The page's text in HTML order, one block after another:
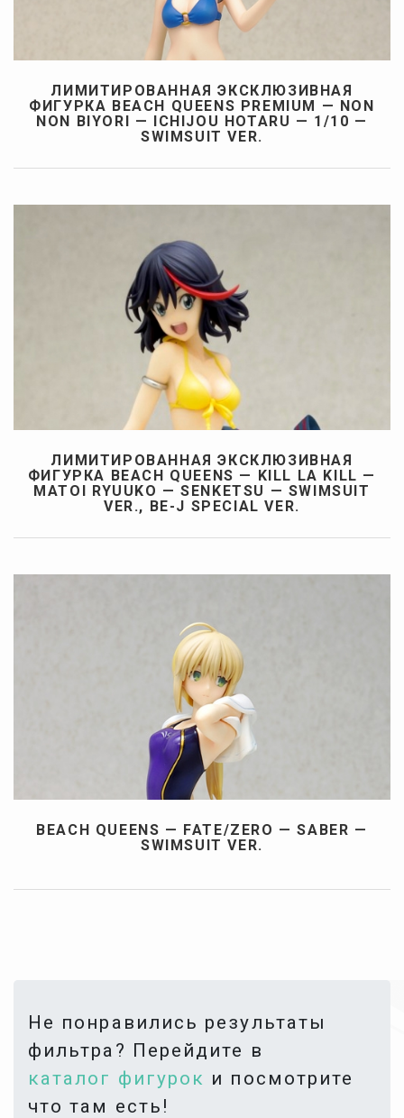
ЛИМИТИРОВАННАЯ ЭКСКЛЮЗИВНАЯ
ФИГУРКА BEACH QUEENS PREMIUM — NON
NON BIYORI — ICHIJOU HOTARU — 1/10 —
SWIMSUIT VER.
ЛИМИТИРОВАННАЯ ЭКСКЛЮЗИВНАЯ
ФИГУРКА BEACH QUEENS — KILL LA KILL —
MATOI RYUUKO — SENKETSU — SWIMSUIT
VER., BE-J SPECIAL VER.
BEACH QUEENS — FATE/ZERO — SABER —
SWIMSUIT VER.
Не понравились результаты
фильтра? Перейдите в
каталог фигурок и посмотрите
что там есть!